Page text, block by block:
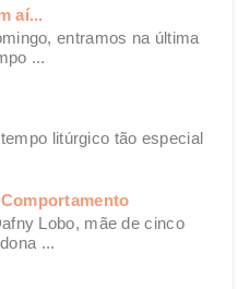
aí...
entramos na última
...
litúrgico tão especial
Lobo, mãe de cinco
...